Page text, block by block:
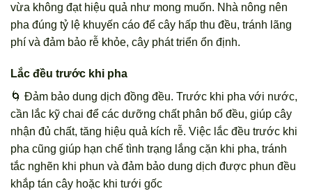
vừa không đạt hiệu quả như mong muốn. Nhà nông nên
pha đúng tỷ lệ khuyến cáo để cây hấp thu đều, tránh lãng
phí và đảm bảo rễ khỏe, cây phát triển ổn định.
Lắc đều trước khi pha
🌀 Đảm bảo dung dịch đồng đều. Trước khi pha với nước,
cần lắc kỹ chai để các dưỡng chất phân bố đều, giúp cây
nhận đủ chất, tăng hiệu quả kích rễ. Việc lắc đều trước khi
pha cũng giúp hạn chế tình trạng lắng cặn khi pha, tránh
tắc nghẽn khi phun và đảm bảo dung dịch được phun đều
khắp tán cây hoặc khi tưới gốc